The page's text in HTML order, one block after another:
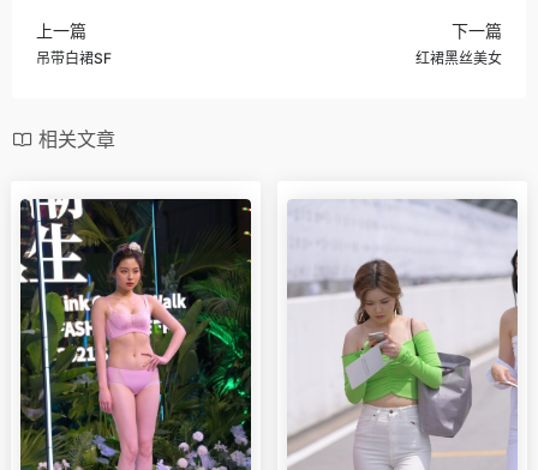
上一篇
吊带白裙SF
下一篇
红裙黑丝美女
相关文章